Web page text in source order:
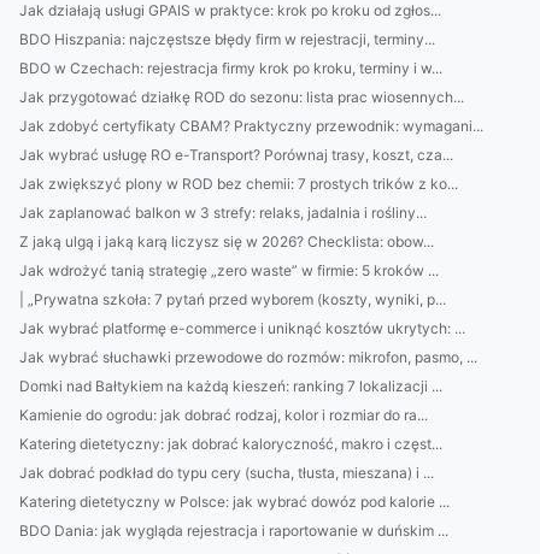
Jak działają usługi GPAIS w praktyce: krok po kroku od zgłos...
BDO Hiszpania: najczęstsze błędy firm w rejestracji, terminy...
BDO w Czechach: rejestracja firmy krok po kroku, terminy i w...
Jak przygotować działkę ROD do sezonu: lista prac wiosennych...
Jak zdobyć certyfikaty CBAM? Praktyczny przewodnik: wymagani...
Jak wybrać usługę RO e-Transport? Porównaj trasy, koszt, cza...
Jak zwiększyć plony w ROD bez chemii: 7 prostych trików z ko...
Jak zaplanować balkon w 3 strefy: relaks, jadalnia i rośliny...
Z jaką ulgą i jaką karą liczysz się w 2026? Checklista: obow...
Jak wdrożyć tanią strategię „zero waste” w firmie: 5 kroków ...
| „Prywatna szkoła: 7 pytań przed wyborem (koszty, wyniki, p...
Jak wybrać platformę e-commerce i uniknąć kosztów ukrytych: ...
Jak wybrać słuchawki przewodowe do rozmów: mikrofon, pasmo, ...
Domki nad Bałtykiem na każdą kieszeń: ranking 7 lokalizacji ...
Kamienie do ogrodu: jak dobrać rodzaj, kolor i rozmiar do ra...
Katering dietetyczny: jak dobrać kaloryczność, makro i częst...
Jak dobrać podkład do typu cery (sucha, tłusta, mieszana) i ...
Katering dietetyczny w Polsce: jak wybrać dowóz pod kalorie ...
BDO Dania: jak wygląda rejestracja i raportowanie w duńskim ...